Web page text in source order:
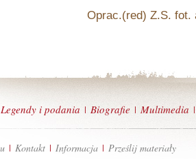
Oprac.(red) Z.S. fot.
Legendy i podania | Biografie | Multimedia |
| Kontakt | Informacja | Prześlij materiały